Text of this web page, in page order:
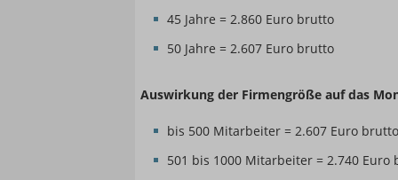
45 Jahre = 2.860 Euro brutto
50 Jahre = 2.607 Euro brutto
Auswirkung der Firmengröße auf das
bis 500 Mitarbeiter = 2.607 Euro brutto
501 bis 1000 Mitarbeiter = 2.740 Euro